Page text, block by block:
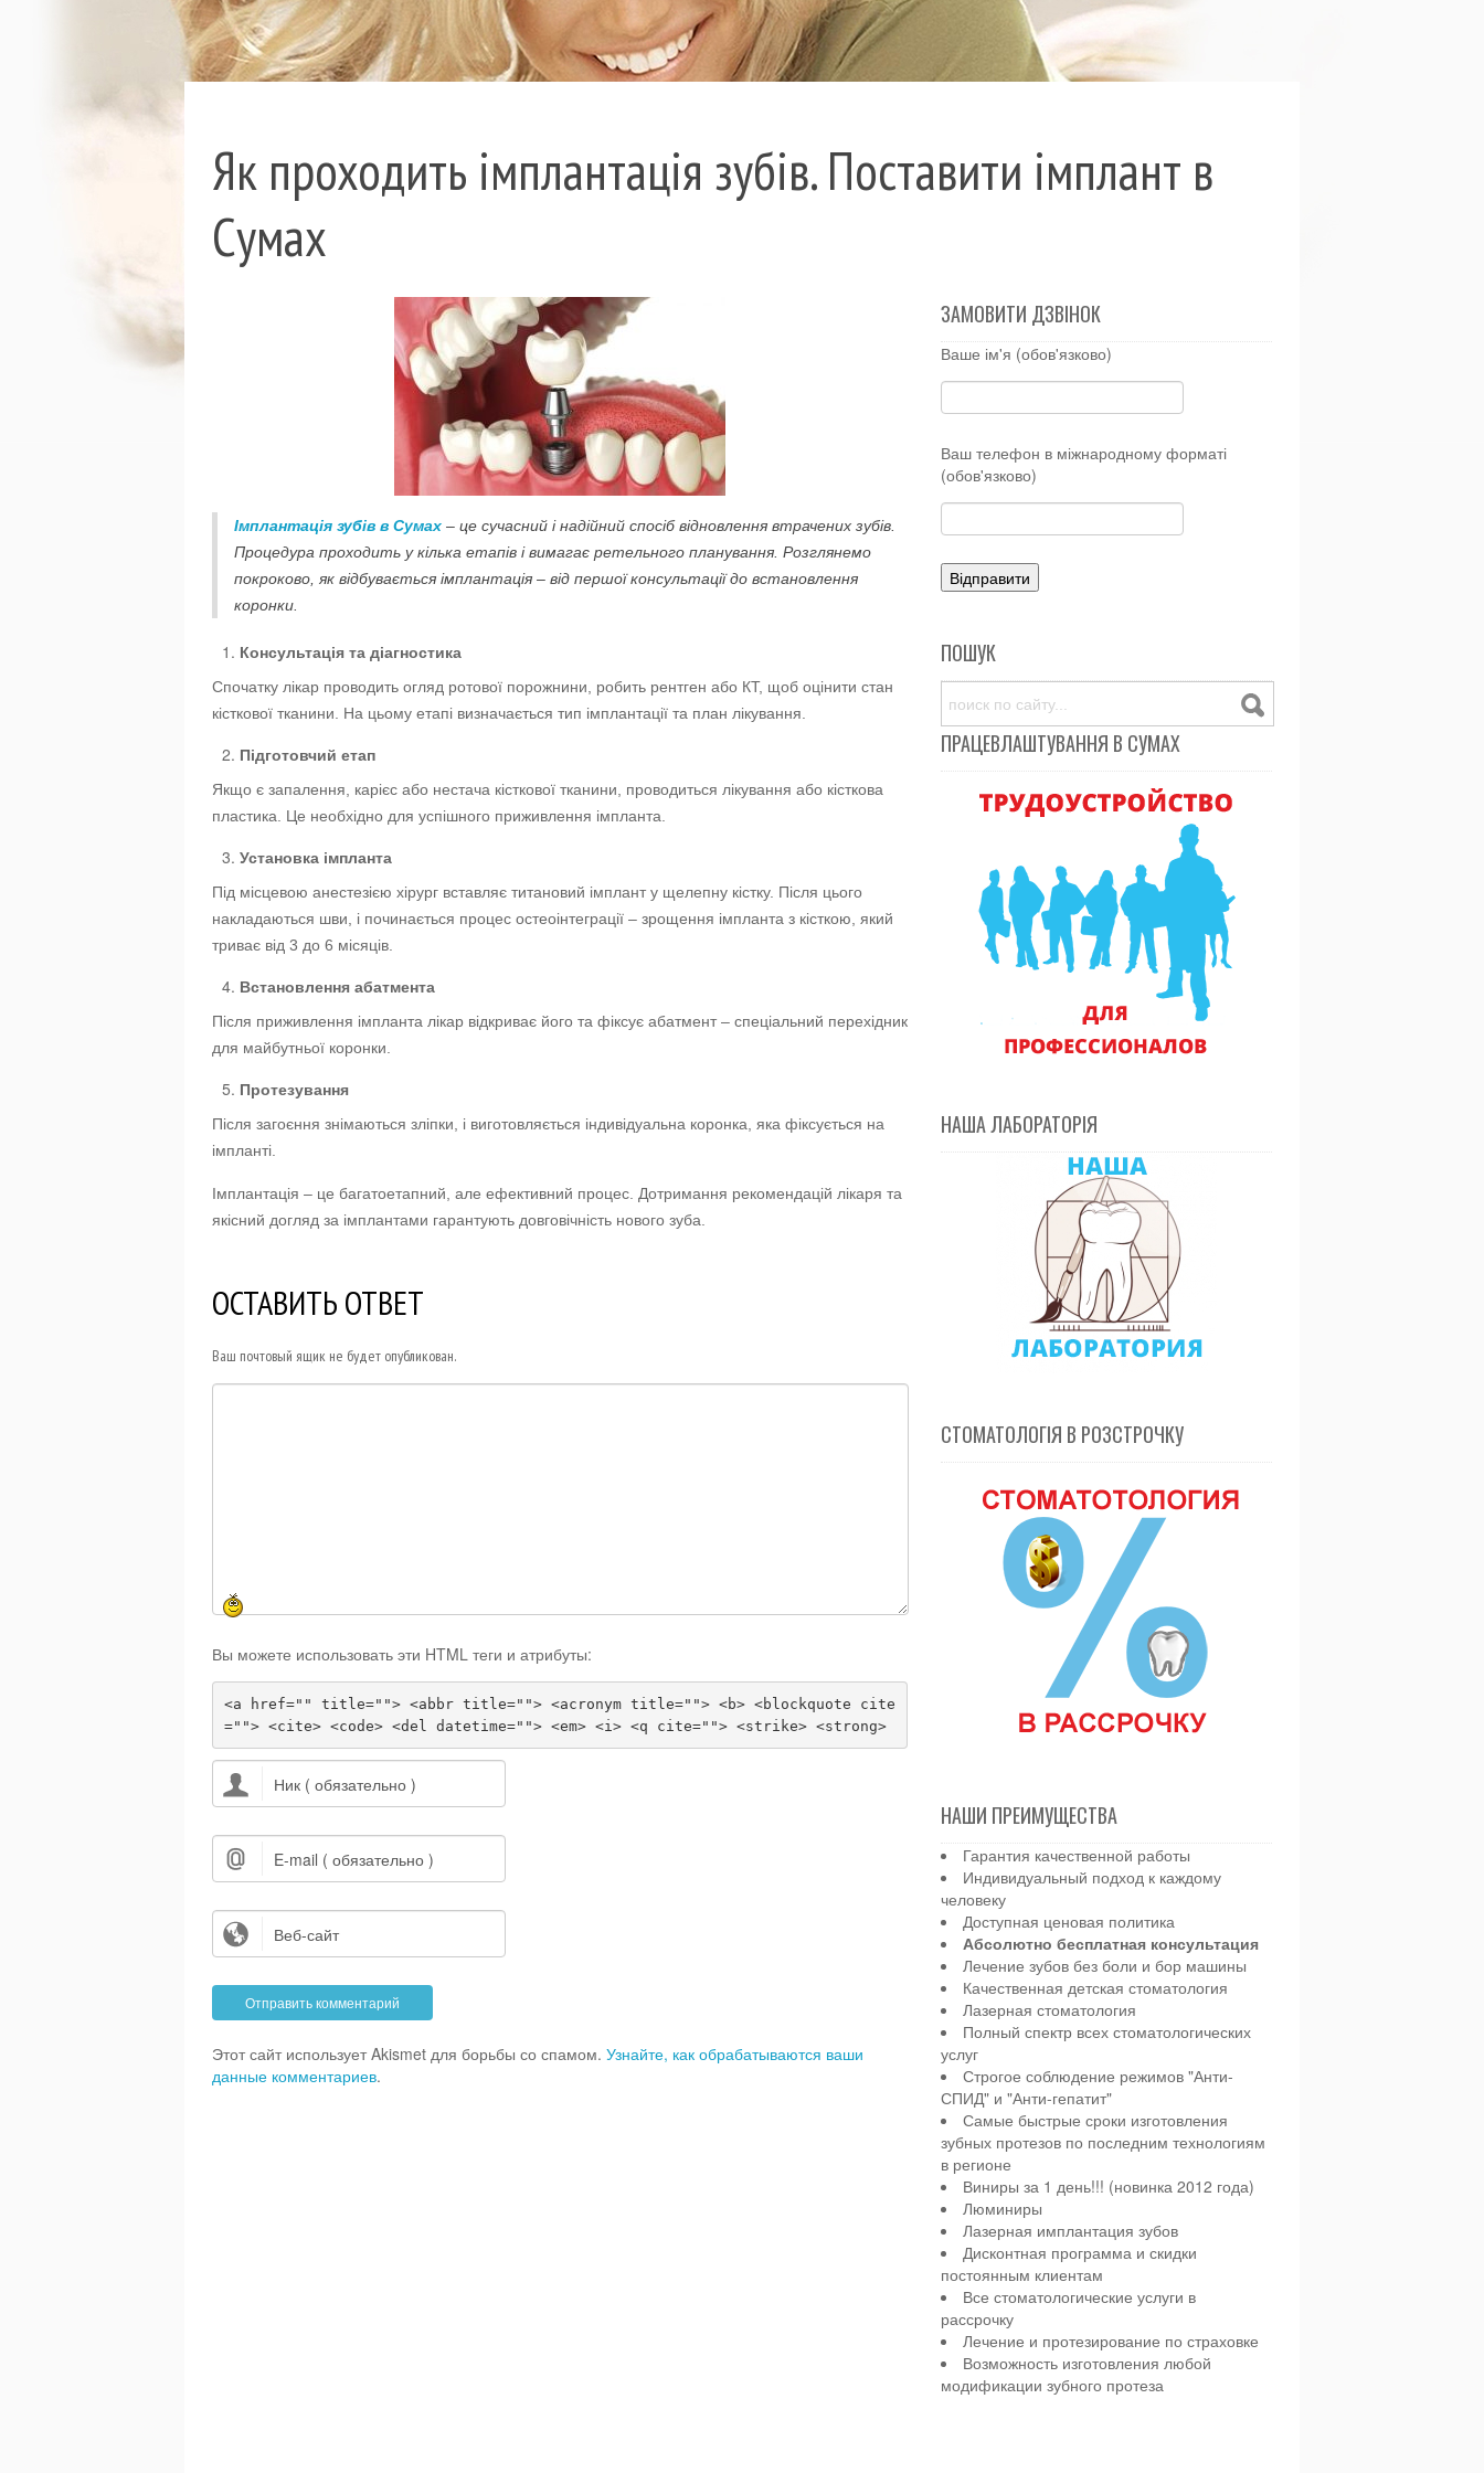
Як проходить імплантація зубів. Поставити імплант в
Сумах
Імплантація зубів в Сумах – це сучасний і надійний спосіб відновлення втрачених зубів.
Процедура проходить у кілька етапів і вимагає ретельного планування. Розглянемо
покроково, як відбувається імплантація – від першої консультації до встановлення
коронки.
Консультація та діагностика
Спочатку лікар проводить огляд ротової порожнини, робить рентген або КТ, щоб оцінити стан
кісткової тканини. На цьому етапі визначається тип імплантації та план лікування.
Підготовчий етап
Якщо є запалення, карієс або нестача кісткової тканини, проводиться лікування або кісткова
пластика. Це необхідно для успішного приживлення імпланта.
Установка імпланта
Під місцевою анестезією хірург вставляє титановий імплант у щелепну кістку. Після цього
накладаються шви, і починається процес остеоінтеграції – зрощення імпланта з кісткою, який
триває від 3 до 6 місяців.
Встановлення абатмента
Після приживлення імпланта лікар відкриває його та фіксує абатмент – спеціальний перехідник
для майбутньої коронки.
Протезування
Після загоєння знімаються зліпки, і виготовляється індивідуальна коронка, яка фіксується на
імпланті.
Імплантація – це багатоетапний, але ефективний процес. Дотримання рекомендацій лікаря та
якісний догляд за імплантами гарантують довговічність нового зуба.
ОСТАВИТЬ ОТВЕТ
Ваш почтовый ящик не будет опубликован.
Вы можете использовать эти HTML теги и атрибуты:
<a href="" title=""> <abbr title=""> <acronym title=""> <b> <blockquote cite
=""> <cite> <code> <del datetime=""> <em> <i> <q cite=""> <strike> <strong>
Этот сайт использует Akismet для борьбы со спамом. Узнайте, как обрабатываются ваши
данные комментариев.
ЗАМОВИТИ ДЗВІНОК
Ваше ім'я (обов'язково)
Ваш телефон в міжнародному форматі
(обов'язково)
ПОШУК
ПРАЦЕВЛАШТУВАННЯ В СУМАХ
НАША ЛАБОРАТОРІЯ
СТОМАТОЛОГІЯ В РОЗСТРОЧКУ
НАШИ ПРЕИМУЩЕСТВА
Гарантия качественной работы
Индивидуальный подход к каждому
человеку
Доступная ценовая политика
Абсолютно бесплатная консультация
Лечение зубов без боли и бор машины
Качественная детская стоматология
Лазерная стоматология
Полный спектр всех стоматологических
услуг
Строгое соблюдение режимов "Анти-
СПИД" и "Анти-гепатит"
Самые быстрые сроки изготовления
зубных протезов по последним технологиям
в регионе
Виниры за 1 день!!! (новинка 2012 года)
Люминиры
Лазерная имплантация зубов
Дисконтная программа и скидки
постоянным клиентам
Все стоматологические услуги в
рассрочку
Лечение и протезирование по страховке
Возможность изготовления любой
модификации зубного протеза